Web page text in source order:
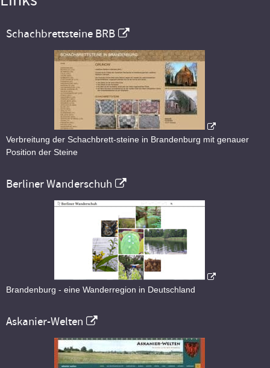
Schachbrettsteine BRB
Verbreitung der Schachbrett-steine in Brandenburg mit genauer
Position der Steine
Berliner Wanderschuh
Brandenburg - eine Wanderregion in Deutschland
Askanier-Welten